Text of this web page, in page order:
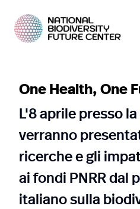
One Health, One
L'8 aprile presso
verranno
ricerche e gli
ai fondi PNRR dal
italiano sulla